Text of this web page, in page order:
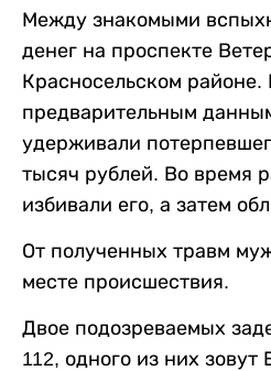
Между знакомыми
денег на проспекте
Красносельском районе.
предварительным
удерживали
тысяч рублей. Во время
избивали его, а затем
От полученных травм
месте происшествия.
Двое подозреваемых
112, одного из них